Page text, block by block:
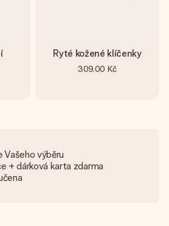
Ryté kožené klíčenky
309,00 Kč
Vašeho výběru
+ dárková karta zdarma